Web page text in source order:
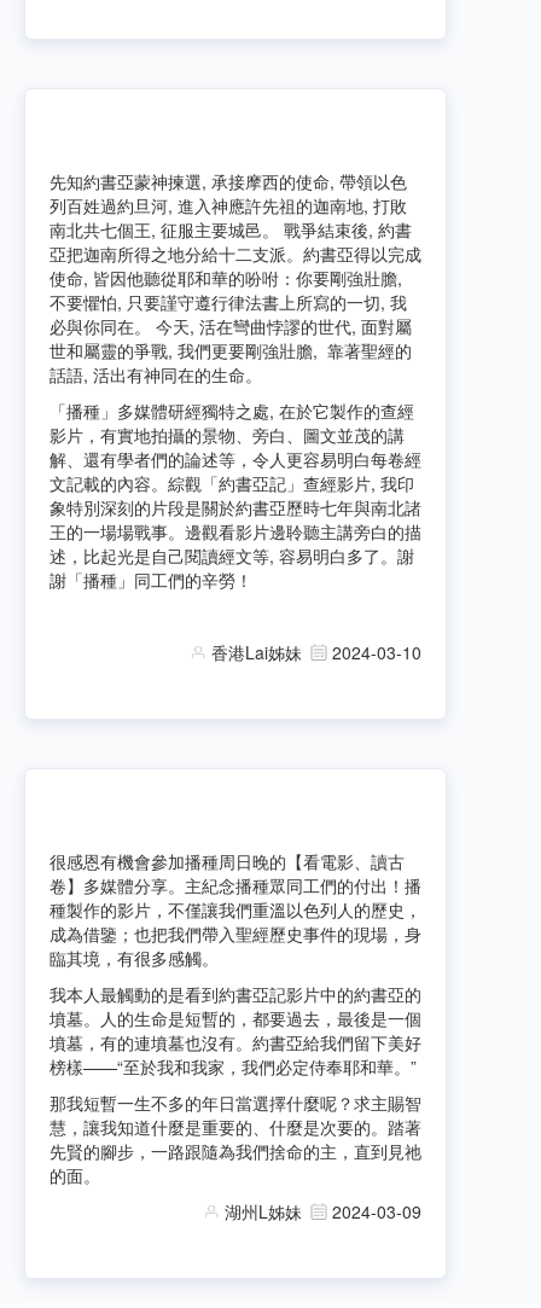
先知約書亞蒙神揀選, 承接摩西的使命, 帶領以色
列百姓過約旦河, 進入神應許先祖的迦南地, 打敗
南北共七個王, 征服主要城邑。 戰爭結束後, 約書
亞把迦南所得之地分給十二支派。約書亞得以完成
使命, 皆因他聽從耶和華的吩咐：你要剛強壯膽,
不要懼怕, 只要謹守遵行律法書上所寫的一切, 我
必與你同在。 今天, 活在彎曲悖謬的世代, 面對屬
世和屬靈的爭戰, 我們更要剛強壯膽, 靠著聖經的
話語, 活出有神同在的生命。
「播種」多媒體研經獨特之處, 在於它製作的查經
影片，有實地拍攝的景物、旁白、圖文並茂的講
解、還有學者們的論述等，令人更容易明白每卷經
文記載的內容。綜觀「約書亞記」查經影片, 我印
象特別深刻的片段是關於約書亞歷時七年與南北諸
王的一場場戰事。邊觀看影片邊聆聽主講旁白的描
述，比起光是自己閱讀經文等, 容易明白多了。謝
謝「播種」同工們的辛勞！
香港Lai姊妹 2024-03-10
很感恩有機會參加播種周日晚的【看電影、讀古
卷】多媒體分享。主紀念播種眾同工們的付出！播
種製作的影片，不僅讓我們重溫以色列人的歷史，
成為借鑒；也把我們帶入聖經歷史事件的現場，身
臨其境，有很多感觸。
我本人最觸動的是看到約書亞記影片中的約書亞的
墳墓。人的生命是短暫的，都要過去，最後是一個
墳墓，有的連墳墓也沒有。約書亞給我們留下美好
榜樣——“至於我和我家，我們必定侍奉耶和華。”
那我短暫一生不多的年日當選擇什麼呢？求主賜智
慧，讓我知道什麼是重要的、什麼是次要的。踏著
先賢的腳步，一路跟隨為我們捨命的主，直到見祂
的面。
湖州L姊妹
2024-03-09